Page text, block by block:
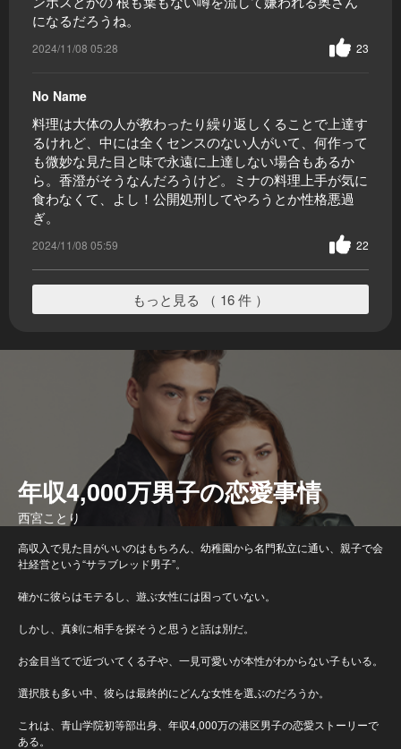
になるだろうね。
2024/11/08 05:28 23
No Name
料理は大体の人が教わったり繰り返しくることで上達す
るけれど、中には全くセンスのない人がいて、何作って
も微妙な見た目と味で永遠に上達しない場合もあるか
ら。香澄がそうなんだろうけど。ミナの料理上手が気に
食わなくて、よし！公開処刑してやろうとか性格悪過
ぎ。
2024/11/08 05:59 22
もっと見る （ 16 件 ）
年収4,000万男子の恋愛事情
西宮ことり
高収入で見た目がいいのはもちろん、幼稚園から名門私立に通い、親子で会
社経営という“サラブレッド男子”。
確かに彼らはモテるし、遊ぶ女性には困っていない。
しかし、真剣に相手を探そうと思うと話は別だ。
お金目当てで近づいてくる子や、一見可愛いが本性がわからない子もいる。
選択肢も多い中、彼らは最終的にどんな女性を選ぶのだろうか。
これは、青山学院初等部出身、年収4,000万の港区男子の恋愛ストーリーで
ある。